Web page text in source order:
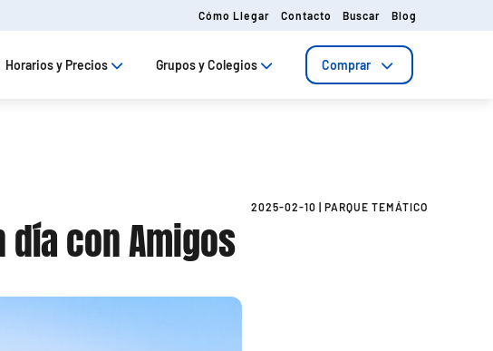
Cómo Llegar Contacto Buscar Blog
Horarios y Precios Grupos y Colegios Comprar
2025-02-10 PARQUE TEMÁTICO
con Amigos